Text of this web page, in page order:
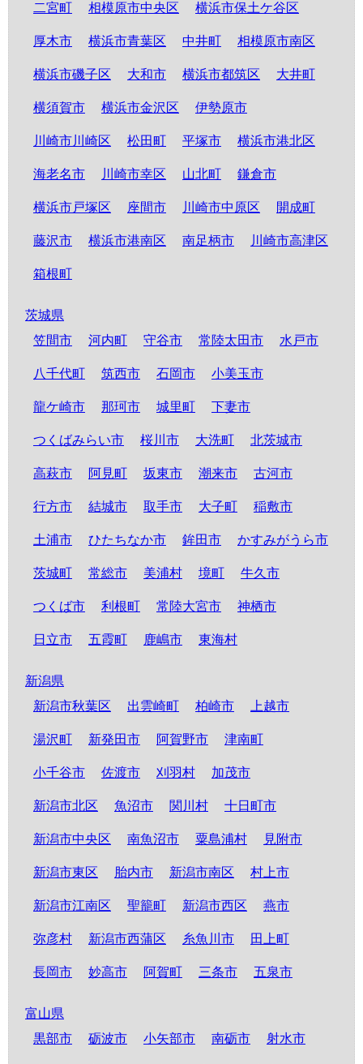
二宮町 相模原市中央区 横浜市保土ケ谷区
厚木市 横浜市青葉区 中井町 相模原市南区
横浜市磯子区 大和市 横浜市都筑区 大井町
横須賀市 横浜市金沢区 伊勢原市
川崎市川崎区 松田町 平塚市 横浜市港北区
海老名市 川崎市幸区 山北町 鎌倉市
横浜市戸塚区 座間市 川崎市中原区 開成町
藤沢市 横浜市港南区 南足柄市 川崎市高津区
箱根町
茨城県
笠間市
河内町 守谷市 常陸太田市 水戸市
八千代町 筑西市 石岡市 小美玉市
龍ケ崎市 那珂市 城里町 下妻市
つくばみらい市 桜川市 大洗町 北茨城市
高萩市 阿見町 坂東市 潮来市 古河市
行方市 結城市 取手市 大子町 稲敷市
土浦市 ひたちなか市 鉾田市 かすみがうら市
茨城町 常総市 美浦村 境町 牛久市
つくば市 利根町 常陸大宮市 神栖市
日立市 五霞町 鹿嶋市 東海村
新潟県
新潟市秋葉区
出雲崎町 柏崎市 上越市
湯沢町 新発田市 阿賀野市 津南町
小千谷市 佐渡市 刈羽村 加茂市
新潟市北区 魚沼市 関川村 十日町市
新潟市中央区 南魚沼市 粟島浦村 見附市
新潟市東区 胎内市 新潟市南区 村上市
新潟市江南区 聖籠町 新潟市西区 燕市
弥彦村 新潟市西蒲区 糸魚川市 田上町
長岡市 妙高市 阿賀町 三条市 五泉市
富山県
黒部市
砺波市 小矢部市 南砺市 射水市